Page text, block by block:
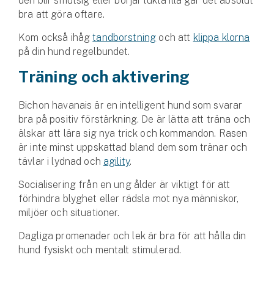
bra att göra oftare.
Kom också ihågtandborstning och att klippa klorna
på din hund regelbundet.
Träning och aktivering
Bichon havanais är en intelligent hund som svarar
bra på positiv förstärkning. De är lätta att träna och
älskar att lära sig nya trick och kommandon. Rasen
är inte minst uppskattad bland dem som tränar och
tävlar i lydnad och agility.
Socialisering från en ung ålder är viktigt för att
förhindra blyghet eller rädsla mot nya människor,
miljöer och situationer.
Dagliga promenader och lek är bra för att hålla din
hund fysiskt och mentalt stimulerad.